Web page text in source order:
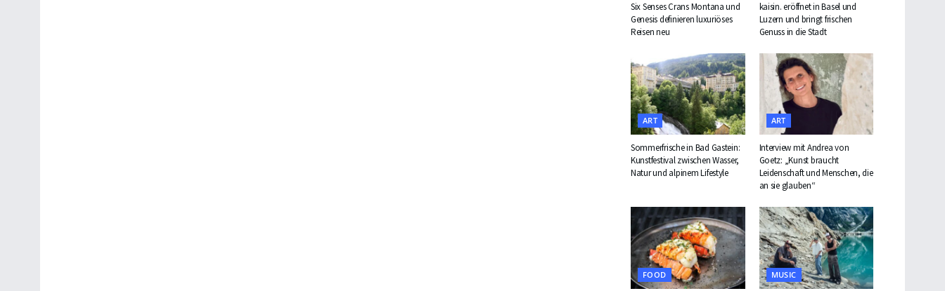
Six Senses Crans Montana und
Genesis definieren luxuriöses
Reisen neu
kaisin. eröffnet in Basel und
Luzern und bringt frischen
Genuss in die Stadt
ART
Sommerfrische in Bad Gastein:
Kunstfestival zwischen Wasser,
Natur und alpinem Lifestyle
ART
Interview mit Andrea von
Goetz: „Kunst braucht
Leidenschaft und Menschen, die
an sie glauben“
FOOD MUSIC